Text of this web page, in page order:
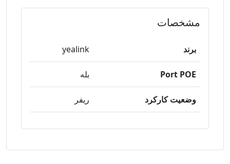
مشخصات
برند yealink
Port POE بله
وضعیت کارکرد ریفر